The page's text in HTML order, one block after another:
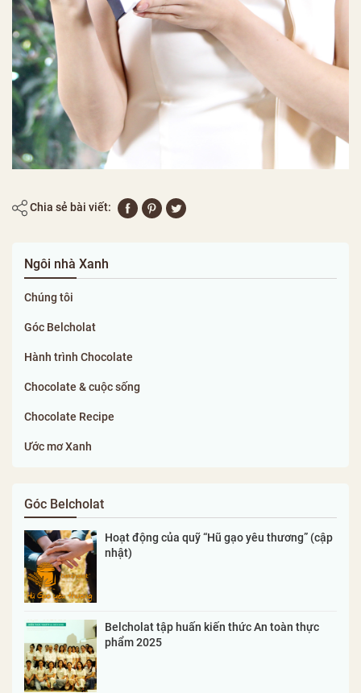
Chia sẻ bài viết:
Ngôi nhà Xanh
Chúng tôi
Góc Belcholat
Hành trình Chocolate
Chocolate & cuộc sống
Chocolate Recipe
Ước mơ Xanh
Góc Belcholat
Hoạt động của quỹ “Hũ gạo yêu thương” (cập
nhật)
Belcholat tập huấn kiến thức An toàn thực
phẩm 2025